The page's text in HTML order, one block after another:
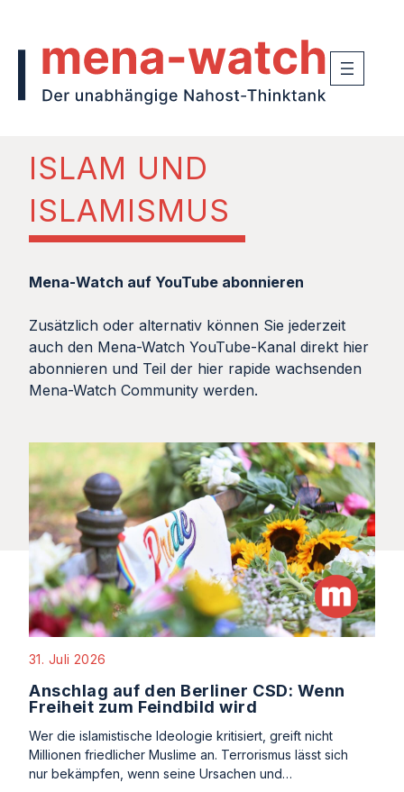
ISLAM UND
ISLAMISMUS
Mena-Watch auf YouTube abonnieren
Zusätzlich oder alternativ können Sie jederzeit
auch den Mena-Watch YouTube-Kanal direkt hier
abonnieren und Teil der hier rapide wachsenden
Mena-Watch Community werden.
31. Juli 2026
Anschlag auf den Berliner CSD: Wenn
Freiheit zum Feindbild wird
Wer die islamistische Ideologie kritisiert, greift nicht
Millionen friedlicher Muslime an. Terrorismus lässt sich
nur bekämpfen, wenn seine Ursachen und…